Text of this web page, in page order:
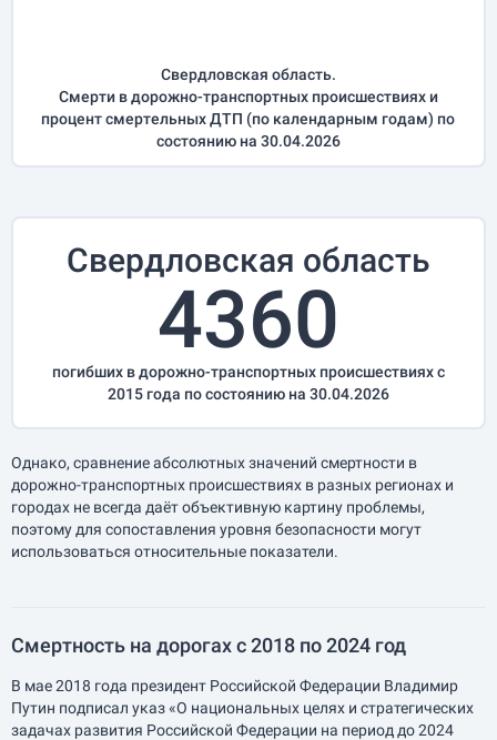
Свердловская область.
Смерти в дорожно-транспортных происшествиях и
процент смертельных ДТП (по календарным годам) по
состоянию на 30.04.2026
Свердловская область
4360
погибших в дорожно-транспортных происшествиях с
2015 года по состоянию на 30.04.2026
Однако, сравнение абсолютных значений смертности в
дорожно-транспортных происшествиях в разных регионах и
городах не всегда даёт объективную картину проблемы,
поэтому для сопоставления уровня безопасности могут
использоваться относительные показатели.
Смертность на дорогах с 2018 по 2024 год
В мае 2018 года президент Российской Федерации Владимир
Путин подписал указ «О национальных целях и стратегических
задачах развития Российской Федерации на период до 2024